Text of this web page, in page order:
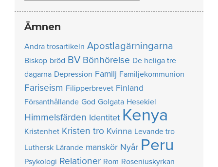
Ämnen
Andra trosartikeln Apostlagärningarna
Biskop bröd BV Bönhörelse De heliga tre
dagarna Depression Familj Familjekommunion
Fariseism Filipperbrevet Finland
Försanthållande God Golgata Hesekiel
Himmelsfärden Identitet Kenya
Kristenhet Kristen tro Kvinna Levande tro
Luthersk Lärande manskör Nyår Peru
Psykologi Relationer Rom Roseniuskyrkan